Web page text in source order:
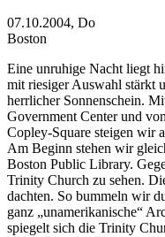
07.10.2004, Do
Boston
Eine unruhige Nacht liegt
mit riesiger Auswahl stärkt
herrlicher Sonnenschein.
Government Center und
Copley-Square steigen wir
Am Beginn stehen wir
Boston Public Library.
Trinity Church zu sehen.
dachten. So bummeln wir
ganz „unamerikanische“
spiegelt sich die Trinity